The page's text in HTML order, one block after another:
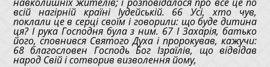
всій нагірній країні Іудейській. 66 Усі, хто чув,
поклали це в серці своїм і говорили: що буде дитина
ця? І рука Господня була з ним. 67 І Захарія, батько
його, сповнився Святого Духа і пророкував, кажучи:
68 благословен Господь Бог Ізраїлів, що відвідав
народ Свій і сотворив визволення йому,